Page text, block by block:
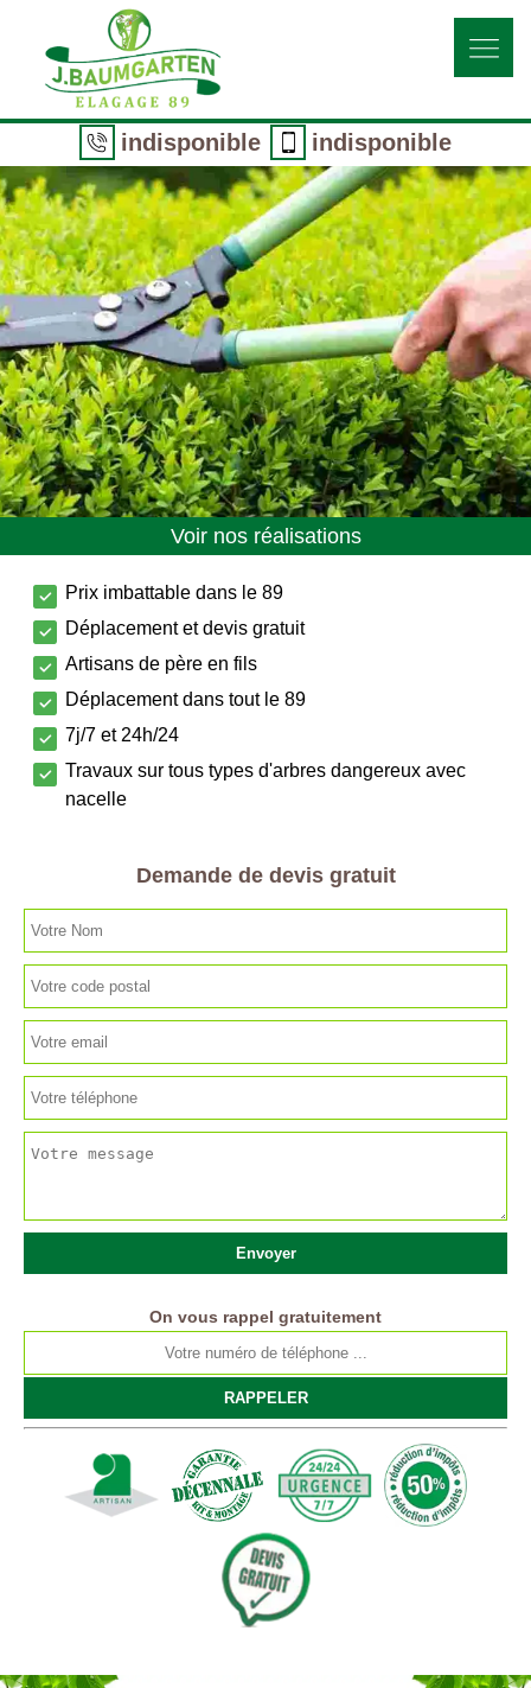
indisponible indisponible
Voir nos réalisations
Prix imbattable dans le 89
Déplacement et devis gratuit
Artisans de père en fils
Déplacement dans tout le 89
7j/7 et 24h/24
Travaux sur tous types d'arbres dangereux avec
nacelle
Demande de devis gratuit
On vous rappel gratuitement